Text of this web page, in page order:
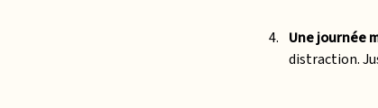
Une journée
distraction.